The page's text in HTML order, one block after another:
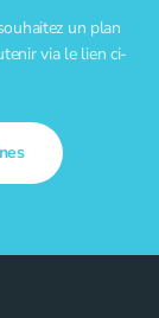
un plan
via le lien ci-